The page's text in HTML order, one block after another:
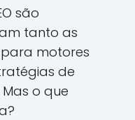
são
tanto as
motores
de
o que